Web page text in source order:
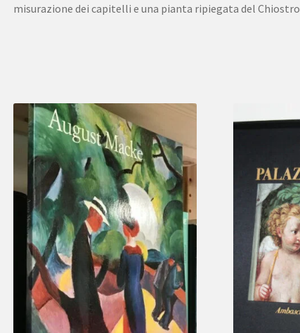
misurazione dei capitelli e una pianta ripiegata del Chiostro